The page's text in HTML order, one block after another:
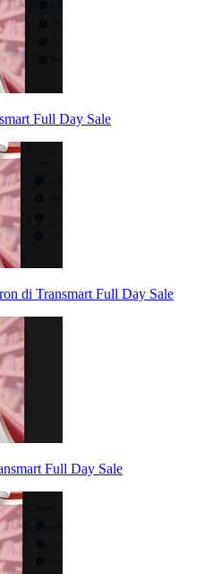
Full Day Sale
di Transmart Full Day Sale
Full Day Sale